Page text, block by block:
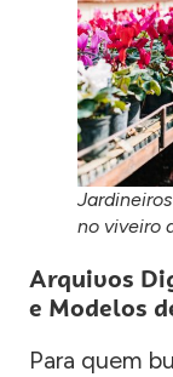
no viveiro
Arquivos
e Modelos
Para quem